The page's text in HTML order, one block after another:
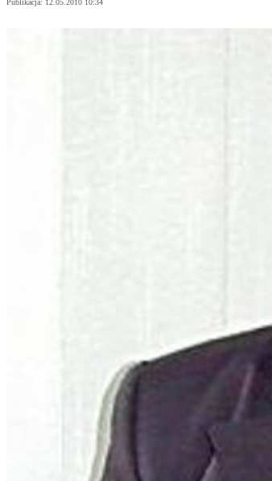
Publikacja: 12.05.2010 10:34